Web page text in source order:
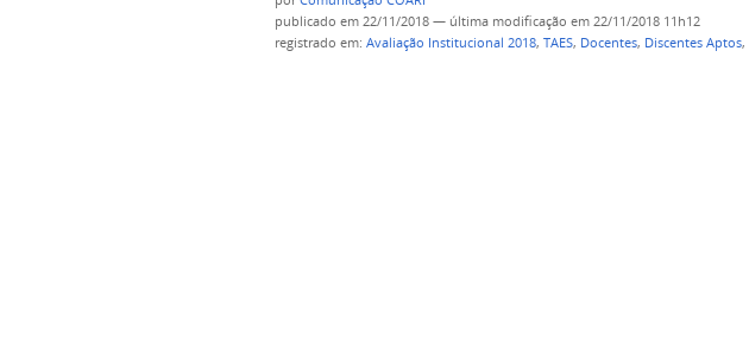
publicado em 22/11/2018 — última modificação em 22/11/2018 11h12
registrado em: Avaliação Institucional 2018, TAES, Docentes, Discentes Aptos,